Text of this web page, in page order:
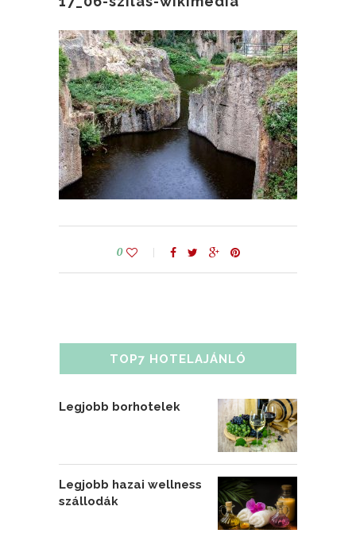
0
TOP7 HOTELAJÁNLÓ
Legjobb borhotelek
Legjobb hazai wellness
szállodák